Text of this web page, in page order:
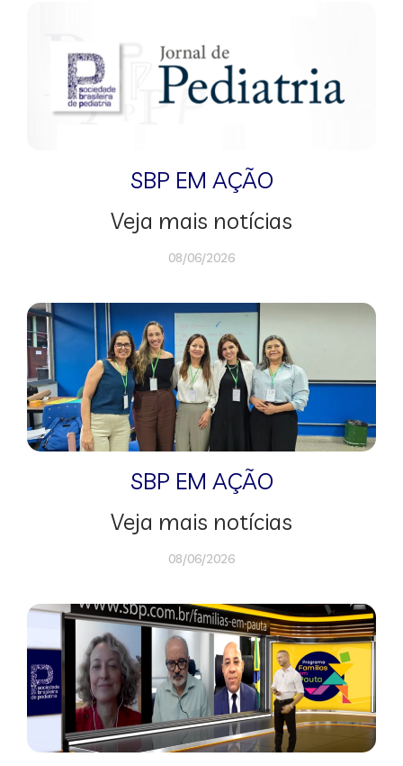
SBP EM AÇÃO
Veja mais notícias
08/06/2026
SBP EM AÇÃO
Veja mais notícias
08/06/2026